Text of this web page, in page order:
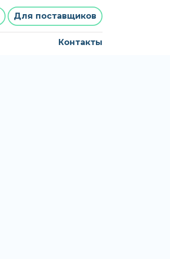
Для поставщиков
Контакты